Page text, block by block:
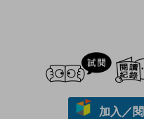
試閲
加入／